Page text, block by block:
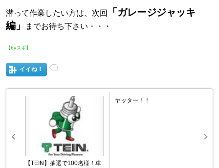
潜って作業したい方は、次回
「ガレージジャッキ
編」
までお待ち下さい・・・
【byスギ】
イイね！
【TEIN】抽選で100名様！車
ヤッター！！